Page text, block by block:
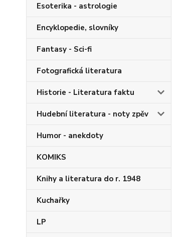
Esoterika - astrologie
Encyklopedie, slovníky
Fantasy - Sci-fi
Fotografická literatura
Historie - Literatura faktu
Hudební literatura - noty zpěv
Humor - anekdoty
KOMIKS
Knihy a literatura do r. 1948
Kuchařky
LP